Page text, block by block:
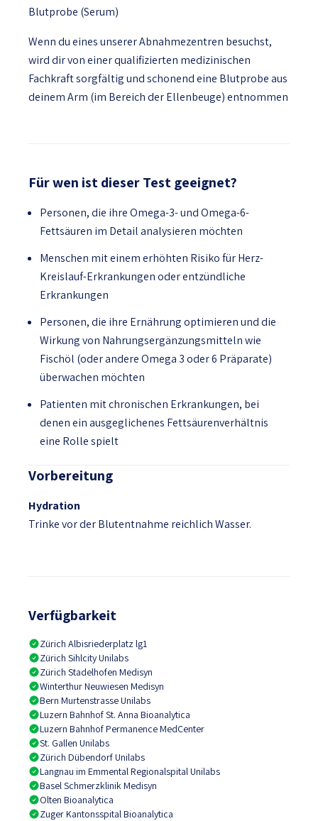
Blutprobe (Serum)
Wenn du eines unserer Abnahmezentren besuchst,
wird dir von einer qualifizierten medizinischen
Fachkraft sorgfältig und schonend eine Blutprobe aus
deinem Arm (im Bereich der Ellenbeuge) entnommen
Für wen ist dieser Test geeignet?
Personen, die ihre Omega-3- und Omega-6-
Fettsäuren im Detail analysieren möchten
Menschen mit einem erhöhten Risiko für Herz-
Kreislauf-Erkrankungen oder entzündliche
Erkrankungen
Personen, die ihre Ernährung optimieren und die
Wirkung von Nahrungsergänzungsmitteln wie
Fischöl (oder andere Omega 3 oder 6 Präparate)
überwachen möchten
Patienten mit chronischen Erkrankungen, bei
denen ein ausgeglichenes Fettsäurenverhältnis
eine Rolle spielt
Vorbereitung
Hydration
Trinke vor der Blutentnahme reichlich Wasser.
Verfügbarkeit
Zürich Albisriederplatz lg1
Zürich Sihlcity Unilabs
Zürich Stadelhofen Medisyn
Winterthur Neuwiesen Medisyn
Bern Murtenstrasse Unilabs
Luzern Bahnhof St. Anna Bioanalytica
Luzern Bahnhof Permanence MedCenter
St. Gallen Unilabs
Zürich Dübendorf Unilabs
Langnau im Emmental Regionalspital Unilabs
Basel Schmerzklinik Medisyn
Olten Bioanalytica
Zuger Kantonsspital Bioanalytica